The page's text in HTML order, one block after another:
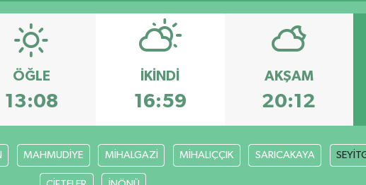
ÖĞLE
13:08
İKINDI
16:59
AKŞAM
20:12
MAHMUDİYE MİHALGAZİ MİHALIÇÇIK SARICAKAYA